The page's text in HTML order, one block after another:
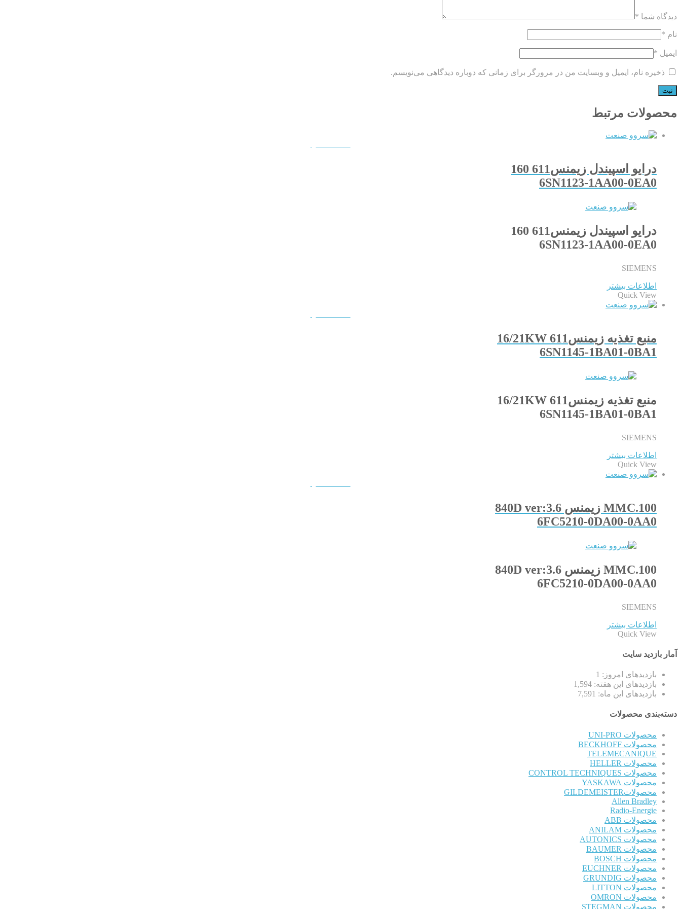
دیدگاه شما *
نام *
ایمیل *
ذخیره نام، ایمیل و وبسایت من در مرورگر برای زمانی که دوباره دیدگاهی می‌نویسم.
محصولات مرتبط
درایو اسپیندل زیمنس611 160
6SN1123-1AA00-0EA0
درایو اسپیندل زیمنس611 160
6SN1123-1AA00-0EA0
SIEMENS
اطلاعات بیشتر
Quick View
منبع تغذیه زیمنس611 16/21KW
6SN1145-1BA01-0BA1
منبع تغذیه زیمنس611 16/21KW
6SN1145-1BA01-0BA1
SIEMENS
اطلاعات بیشتر
Quick View
100.MMC زیمنس 840D ver:3.6
6FC5210-0DA00-0AA0
100.MMC زیمنس 840D ver:3.6
6FC5210-0DA00-0AA0
SIEMENS
اطلاعات بیشتر
Quick View
آمار بازدید سایت
بازدیدهای امروز: 1
بازدیدهای این هفته: 1,594
بازدیدهای این ماه: 7,591
دسته‌بندی محصولات
محصولات UNI-PRO
محصولات BECKHOFF
TELEMECANIQUE
محصولات HELLER
محصولات CONTROL TECHNIQUES
محصولات YASKAWA
محصولاتGILDEMEISTER
Allen Bradley
Radio-Energie
محصولات ABB
محصولات ANILAM
محصولات AUTONICS
محصولات BAUMER
محصولات BOSCH
محصولات EUCHNER
محصولات GRUNDIG
محصولات LITTON
محصولات OMRON
محصولات STEGMAN